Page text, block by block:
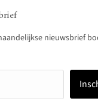
nieuwsbrief